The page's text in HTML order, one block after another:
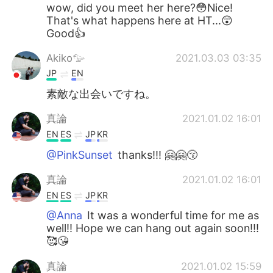
wow, did you meet her here?😳Nice!
That's what happens here at HT...😲
Good👍
Akiko𓅰 2021.03.03 03:35
JP EN
素敵な出会いですね。
真論 2021.01.02 16:01
EN ES JPKR
@PinkSunset thanks!!! 🤗🤗😚
真論 2021.01.02 16:01
EN ES JPKR
@Anna It was a wonderful time for me as
well!! Hope we can hang out again soon!!!
🥰😘
真論 2021.01.02 15:59